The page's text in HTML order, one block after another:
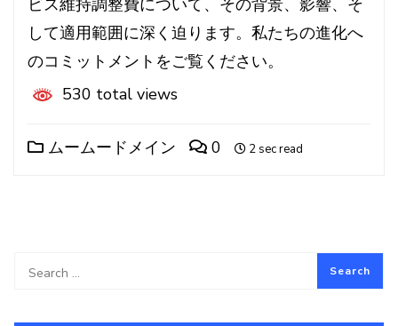
ビス維持調整費について、その背景、影響、そ
して適用範囲に深く迫ります。私たちの進化へ
のコミットメントをご覧ください。
530 total views
ムームードメイン 0 2 sec read